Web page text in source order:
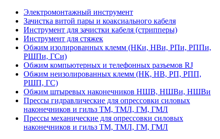
Электромонтажный инструмент
Зачистка витой пары и коаксиального кабеля
Инструмент для зачистки кабеля (стрипперы)
Инструмент для стяжек
Обжим изолированных клемм (НКи, НВи, РПи, РППи,
РШПи, ГСи)
Обжим компьютерных и телефонных разъемов RJ
Обжим неизолированных клемм (НК, НВ, РП, РПП,
РШП, ГС)
Обжим штыревых наконечников НШВ, НШВи, НШВи
Прессы гидравлические для опрессовки силовых
наконечников и гильз ТМ, ТМЛ, ГМ, ГМЛ
Прессы механические для опрессовки силовых
наконечников и гильз ТМ, ТМЛ, ГМ, ГМЛ